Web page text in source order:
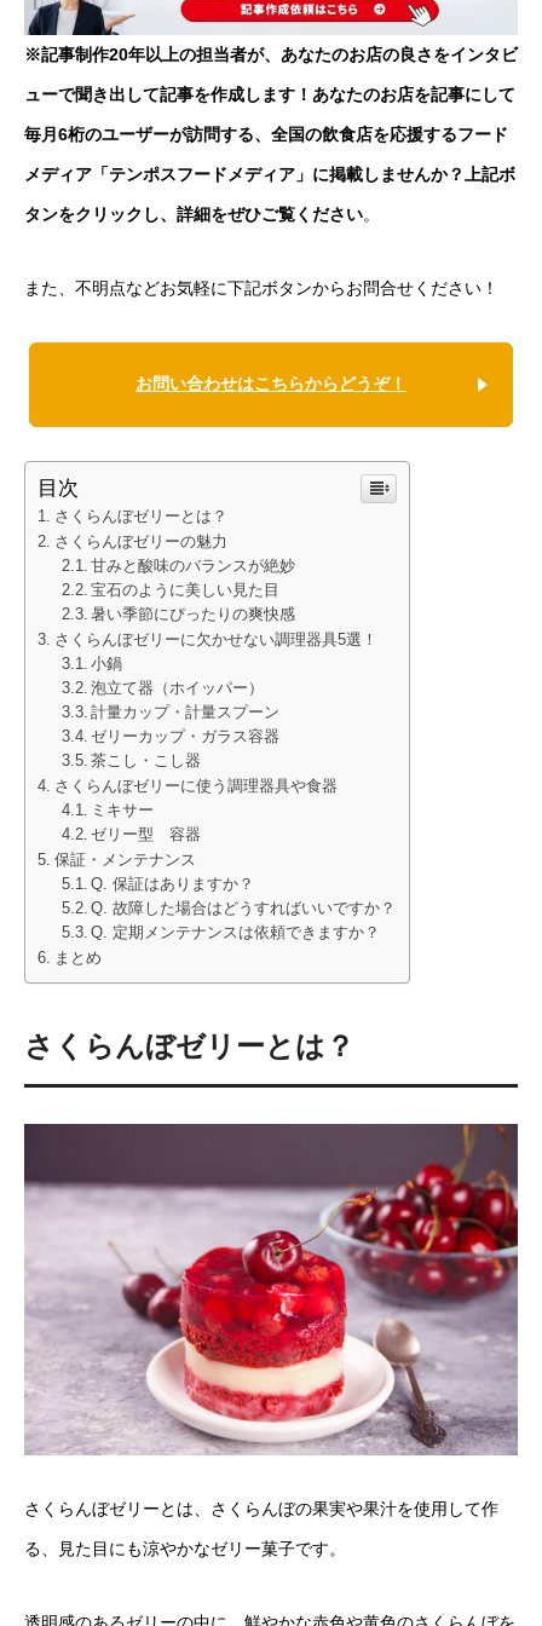
※記事制作20年以上の担当者が、あなたのお店の良さをインタビ
ューで聞き出して記事を作成します！あなたのお店を記事にして
毎月6桁のユーザーが訪問する、全国の飲食店を応援するフード
メディア「テンポスフードメディア」に掲載しませんか？上記ボ
タンをクリックし、詳細をぜひご覧ください。
また、不明点などお気軽に下記ボタンからお問合せください！
お問い合わせはこちらからどうぞ！
目次
さくらんぼゼリーとは？
さくらんぼゼリーの魅力
甘みと酸味のバランスが絶妙
宝石のように美しい見た目
暑い季節にぴったりの爽快感
さくらんぼゼリーに欠かせない調理器具5選！
小鍋
泡立て器（ホイッパー）
計量カップ・計量スプーン
ゼリーカップ・ガラス容器
茶こし・こし器
さくらんぼゼリーに使う調理器具や食器
ミキサー
ゼリー型 容器
保証・メンテナンス
Q. 保証はありますか？
Q. 故障した場合はどうすればいいですか？
Q. 定期メンテナンスは依頼できますか？
まとめ
さくらんぼゼリーとは？
さくらんぼゼリーとは、さくらんぼの果実や果汁を使用して作
る、見た目にも涼やかなゼリー菓子です。
透明感のあるゼリーの中に、鮮やかな赤色や黄色のさくらんぼを